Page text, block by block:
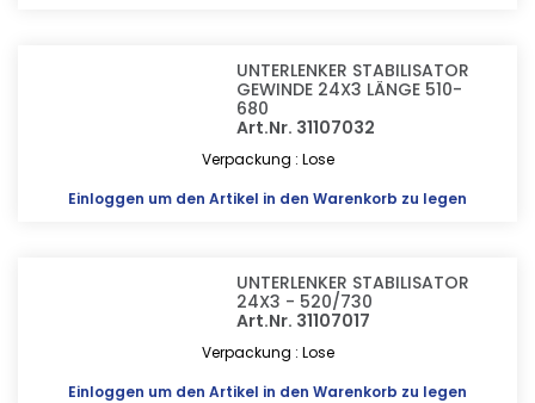
UNTERLENKER STABILISATOR
GEWINDE 24X3 LÄNGE 510-
680
Art.Nr. 31107032
Verpackung : Lose
Einloggen um den Artikel in den Warenkorb zu legen
UNTERLENKER STABILISATOR
24X3 - 520/730
Art.Nr. 31107017
Verpackung : Lose
Einloggen um den Artikel in den Warenkorb zu legen